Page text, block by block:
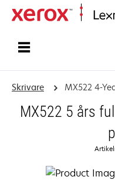
Skrivare MX522 4-
MX522 5 års